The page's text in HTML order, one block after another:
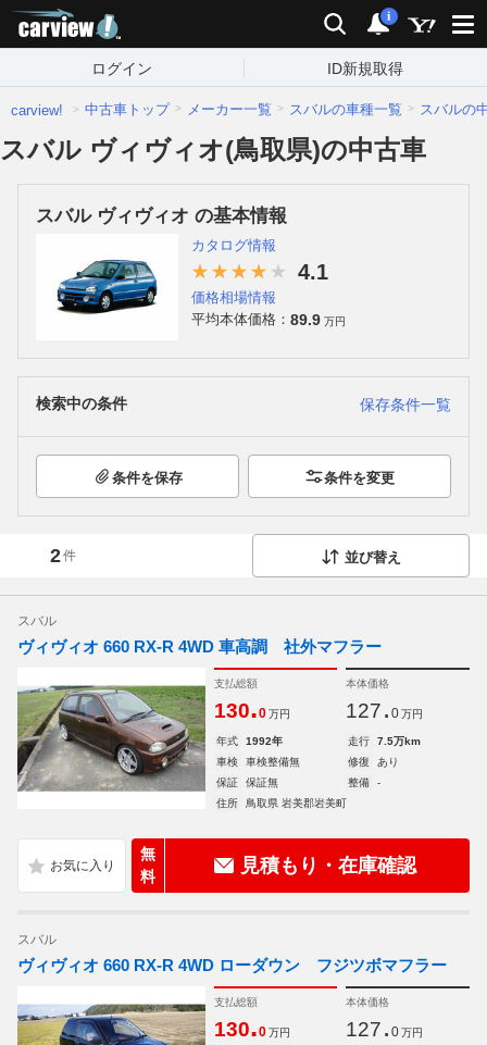
検索 通知
i
ログイン ID新規取得
carview! 中古車トップ メーカー一覧 スバルの車種一覧 スバルの
スバル ヴィヴィオ(鳥取県)の中古車
スバル ヴィヴィオ の基本情報
カタログ情報
4.1
価格相場情報
平均本体価格： 89.9 万円
検索中の条件 保存条件一覧
条件を保存 条件を変更
2件 並び替え
スバル
ヴィヴィオ 660 RX-R 4WD 車高調 社外マフラー
支払総額
130.0 万円
本体価格
127. 0 万円
年式 1992年 走行
7.5万km
車検
車検整備無 修復
あり
保証
保証無 整備
-
住所
鳥取県 岩美郡岩美町
無
料
見積もり・在庫確認
スバル
ヴィヴィオ 660 RX-R 4WD ローダウン フジツボマフラー
支払総額
130.0 万円
本体価格
127. 0 万円